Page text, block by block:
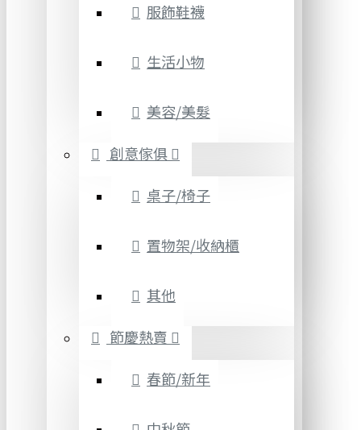
服飾鞋襪
生活小物
美容/美髮
創意傢俱
桌子/椅子
置物架/收納櫃
其他
節慶熱賣
春節/新年